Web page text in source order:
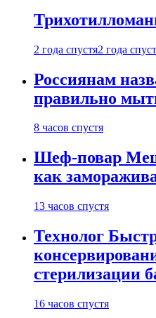
2 года спустя2 года
Россиянам
правильно
8 часов спустя
Шеф-повар
как
13 часов спустя
Технолог
стерилизации
16 часов спустя